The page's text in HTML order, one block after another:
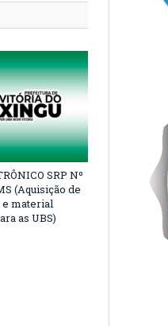
SRP Nº
(Aquisição de
e material
as UBS)